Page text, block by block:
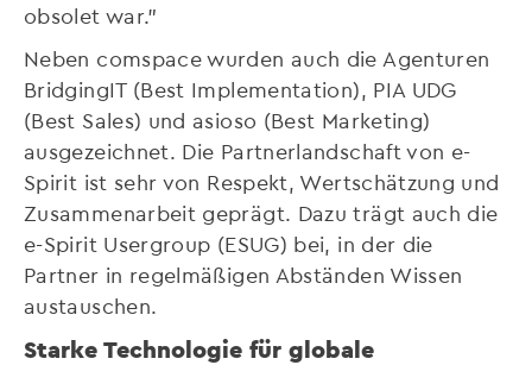
obsolet war.”
Neben comspace wurden auch die Agenturen
BridgingIT (Best Implementation), PIA UDG
(Best Sales) und asioso (Best Marketing)
ausgezeichnet. Die Partnerlandschaft von e-
Spirit ist sehr von Respekt, Wertschätzung und
Zusammenarbeit geprägt. Dazu trägt auch die
e-Spirit Usergroup (ESUG) bei, in der die
Partner in regelmäßigen Abständen Wissen
austauschen.
Starke Technologie für globale